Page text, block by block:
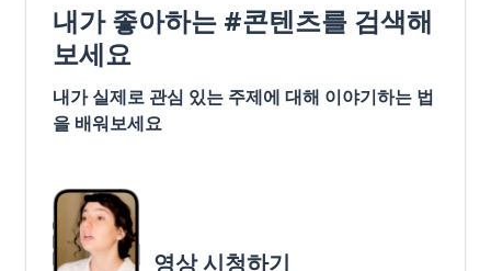
내가 좋아하는 #콘텐츠를 검색해
보세요
내가 실제로 관심 있는 주제에 대해 이야기하는 법
을 배워보세요
영상 시청하기